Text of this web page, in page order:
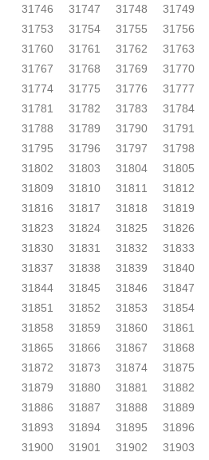
31746
31747 31748 31749
31753
31754 31755 31756
31760
31761 31762 31763
31767
31768 31769 31770
31774
31775 31776 31777
31781
31782 31783 31784
31788
31789 31790 31791
31795
31796 31797 31798
31802
31803 31804 31805
31809
31810 31811 31812
31816
31817 31818 31819
31823
31824 31825 31826
31830
31831 31832 31833
31837
31838 31839 31840
31844
31845 31846 31847
31851
31852 31853 31854
31858
31859 31860 31861
31865
31866 31867 31868
31872
31873 31874 31875
31879
31880 31881 31882
31886
31887 31888 31889
31893
31894 31895 31896
31900
31901 31902 31903